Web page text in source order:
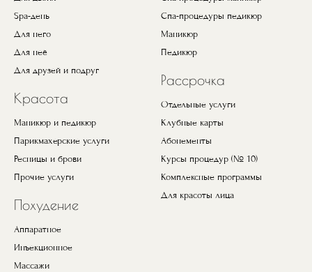
Spa-день
Для него
Для неё
Для друзей и подруг
Красота
Маникюр и педикюр
Парикмахерские услуги
Ресницы и брови
Прочие услуги
Похудение
Аппаратное
Инъекционное
Массажи
Спа-процедуры педикюр
Маникюр
Педикюр
Рассрочка
Отдельные услуги
Клубные карты
Абонементы
Курсы процедур (№ 10)
Комплексные программы
Для красоты лица